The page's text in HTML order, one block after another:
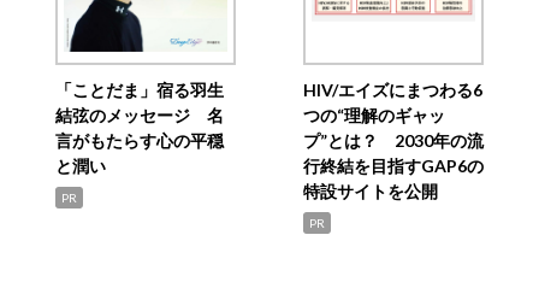
「ことだま」宿る羽生
結弦のメッセージ 名
言がもたらす心の平穏
と潤い
PR
HIV/エイズにまつわる6
つの“理解のギャッ
プ”とは？ 2030年の流
行終結を目指すGAP6の
特設サイトを公開
PR